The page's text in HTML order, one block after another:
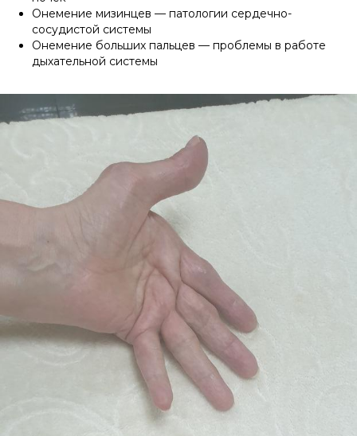
Онемение мизинцев — патологии сердечно-
сосудистой системы
Онемение больших пальцев — проблемы в работе
дыхательной системы